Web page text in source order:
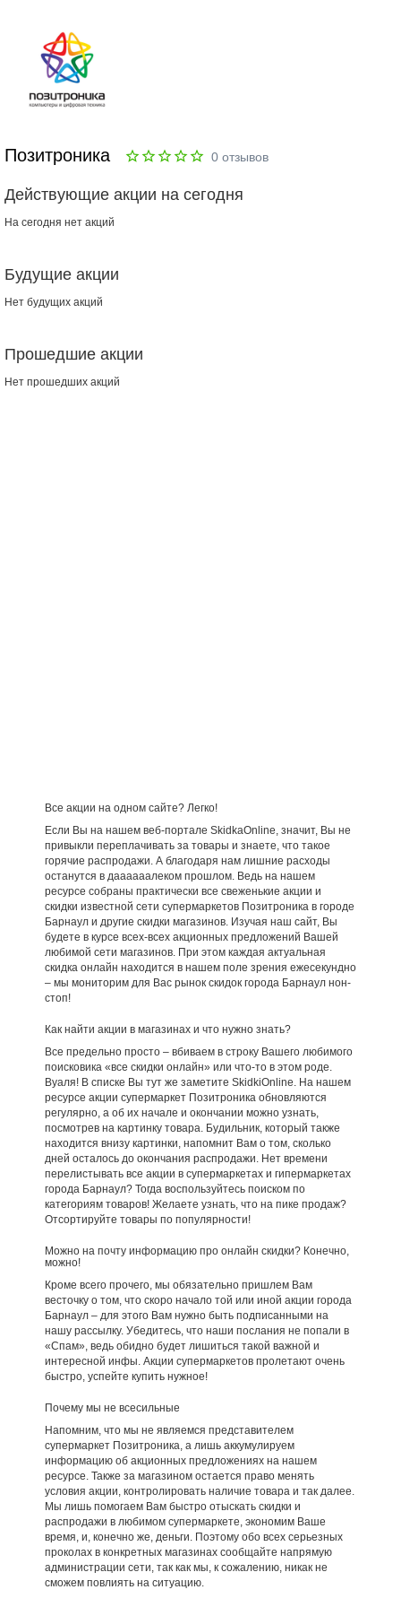
Позитроника 0 отзывов
Действующие акции на сегодня
На сегодня нет акций
Будущие акции
Нет будущих акций
Прошедшие акции
Нет прошедших акций
Все акции на одном сайте? Легко!
Если Вы на нашем веб-портале SkidkaOnline, значит, Вы не
привыкли переплачивать за товары и знаете, что такое
горячие распродажи. А благодаря нам лишние расходы
останутся в даааааалеком прошлом. Ведь на нашем
ресурсе собраны практически все свеженькие акции и
скидки известной сети супермаркетов Позитроника в городе
Барнаул и другие скидки магазинов. Изучая наш сайт, Вы
будете в курсе всех-всех акционных предложений Вашей
любимой сети магазинов. При этом каждая актуальная
скидка онлайн находится в нашем поле зрения ежесекундно
– мы мониторим для Вас рынок скидок города Барнаул нон-
стоп!
Как найти акции в магазинах и что нужно знать?
Все предельно просто – вбиваем в строку Вашего любимого
поисковика «все скидки онлайн» или что-то в этом роде.
Вуаля! В списке Вы тут же заметите SkidkiOnline. На нашем
ресурсе акции супермаркет Позитроника обновляются
регулярно, а об их начале и окончании можно узнать,
посмотрев на картинку товара. Будильник, который также
находится внизу картинки, напомнит Вам о том, сколько
дней осталось до окончания распродажи. Нет времени
перелистывать все акции в супермаркетах и гипермаркетах
города Барнаул? Тогда воспользуйтесь поиском по
категориям товаров! Желаете узнать, что на пике продаж?
Отсортируйте товары по популярности!
Можно на почту информацию про онлайн скидки? Конечно,
можно!
Кроме всего прочего, мы обязательно пришлем Вам
весточку о том, что скоро начало той или иной акции города
Барнаул – для этого Вам нужно быть подписанными на
нашу рассылку. Убедитесь, что наши послания не попали в
«Спам», ведь обидно будет лишиться такой важной и
интересной инфы. Акции супермаркетов пролетают очень
быстро, успейте купить нужное!
Почему мы не всесильные
Напомним, что мы не являемся представителем
супермаркет Позитроника, а лишь аккумулируем
информацию об акционных предложениях на нашем
ресурсе. Также за магазином остается право менять
условия акции, контролировать наличие товара и так далее.
Мы лишь помогаем Вам быстро отыскать скидки и
распродажи в любимом супермаркете, экономим Ваше
время, и, конечно же, деньги. Поэтому обо всех серьезных
проколах в конкретных магазинах сообщайте напрямую
администрации сети, так как мы, к сожалению, никак не
сможем повлиять на ситуацию.